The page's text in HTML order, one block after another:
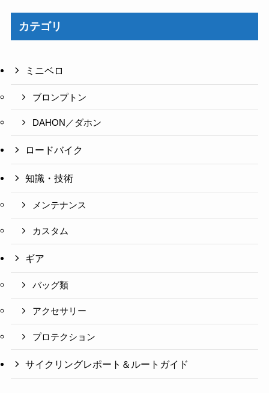
カテゴリ
ミニベロ
ブロンプトン
DAHON／ダホン
ロードバイク
知識・技術
メンテナンス
カスタム
ギア
バッグ類
アクセサリー
プロテクション
サイクリングレポート＆ルートガイド